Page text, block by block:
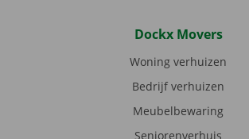
Dockx Movers
Woning verhuizen
Bedrijf verhuizen
Meubelbewaring
Seniorenverhuis